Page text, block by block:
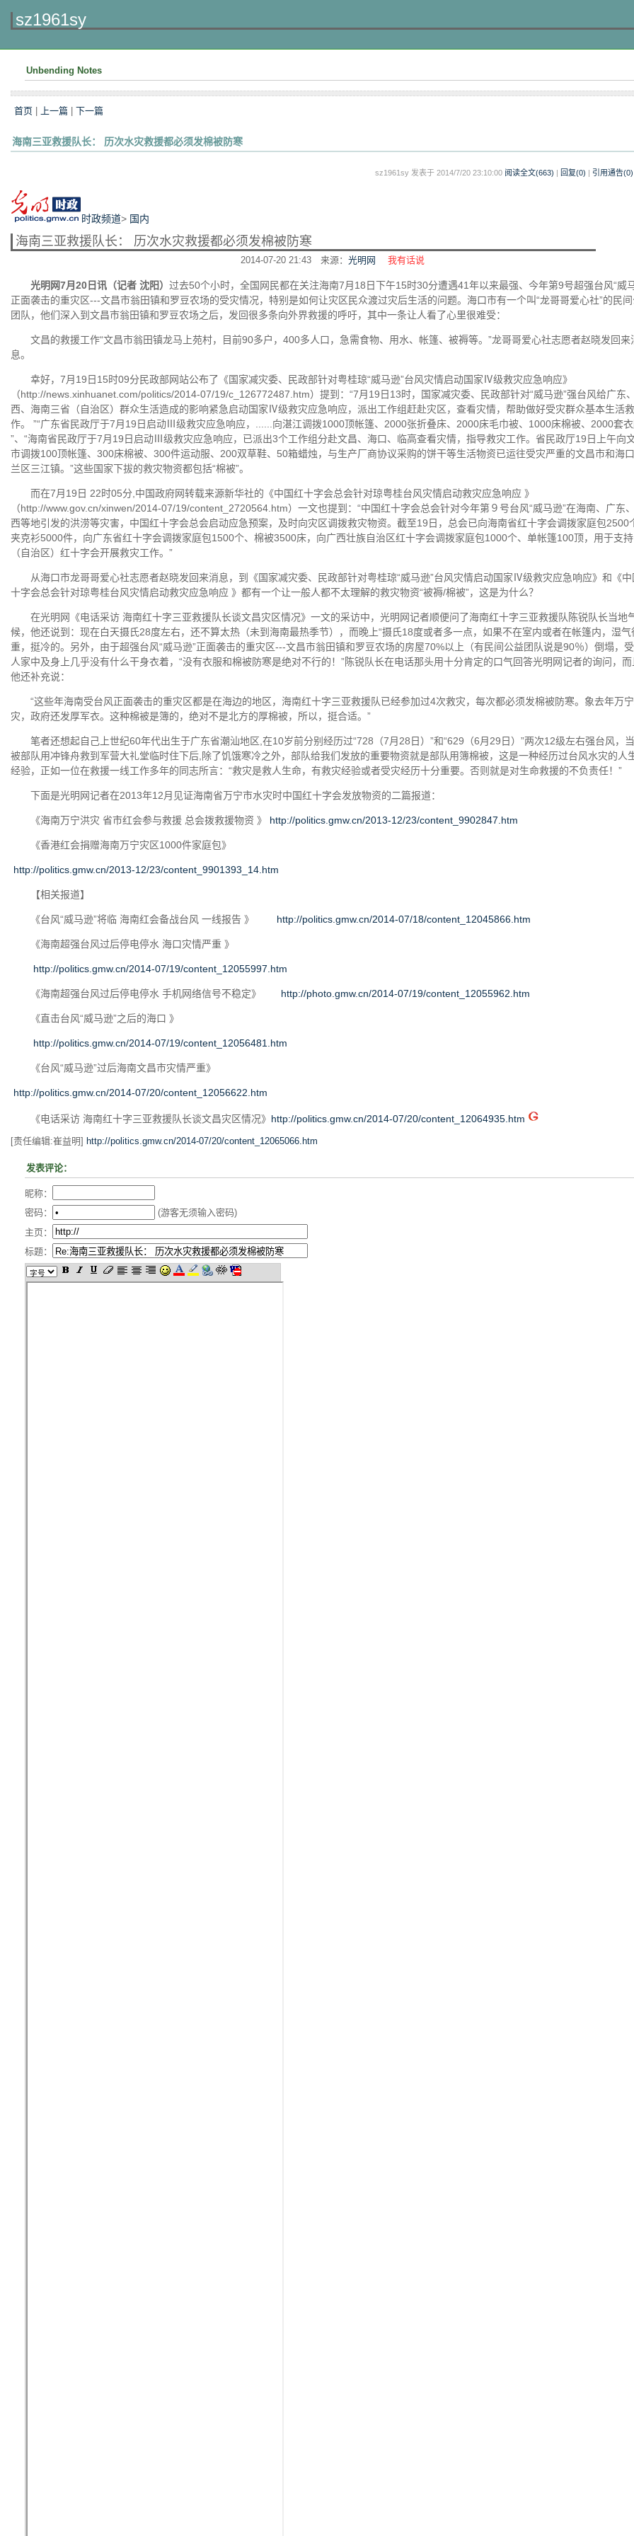
sz1961sy
Unbending Notes
首页 上一篇 下一篇
海南三亚救援队长： 历次水灾救援都必须发棉被防寒
sz1961sy 发表于 2014/7/20 23:10:00 阅读全文(663) 回复(0) 引用通告(0)
时政频道> 国内
海南三亚救援队长： 历次水灾救援都必须发棉被防寒
2014-07-20 21:43 来源：光明网 我有话说
光明网7月20日讯（记者 沈阳） 过去50个小时，全国网民都在关注海南7月18日下午15时30分遭遇41年以来最强、今年第9号超强台风“威
正面袭击的重灾区---文昌市翁田镇和罗豆农场的受灾情况，特别是如何让灾区民众渡过灾后生活的问题。海口市有一个叫“龙哥哥爱心社”的民
团队，他们深入到文昌市翁田镇和罗豆农场之后，发回很多条向外界救援的呼吁，其中一条让人看了心里很难受：
文昌的救援工作“文昌市翁田镇龙马上苑村，目前90多户，400多人口，急需食物、用水、帐篷、被褥等。”龙哥哥爱心社志愿者赵晓发回来
息。
幸好，7月19日15时09分民政部网站公布了《国家减灾委、民政部针对粤桂琼“威马逊”台风灾情启动国家Ⅳ级救灾应急响应》
（http://news.xinhuanet.com/politics/2014-07/19/c_126772487.htm）提到：“7月19日13时，国家减灾委、民政部针对“威马逊”强台风给广东
西、海南三省（自治区）群众生活造成的影响紧急启动国家Ⅳ级救灾应急响应，派出工作组赶赴灾区，查看灾情，帮助做好受灾群众基本生活
作。 ”“广东省民政厅于7月19日启动Ⅲ级救灾应急响应，......向湛江调拨1000顶帐篷、2000张折叠床、2000床毛巾被、1000床棉被、2000套衣
”、“海南省民政厅于7月19日启动Ⅲ级救灾应急响应，已派出3个工作组分赴文昌、海口、临高查看灾情，指导救灾工作。省民政厅19日上午向
市调拨100顶帐篷、300床棉被、300件运动服、200双草鞋、50箱蜡烛，与生产厂商协议采购的饼干等生活物资已运往受灾严重的文昌市和海
兰区三江镇。”这些国家下拔的救灾物资都包括“棉被”。
而在7月19日 22时05分,中国政府网转载来源新华社的《中国红十字会总会针对琼粤桂台风灾情启动救灾应急响应 》
（http://www.gov.cn/xinwen/2014-07/19/content_2720564.htm）一文也提到：“中国红十字会总会针对今年第９号台风“威马逊”在海南、广东
西等地引发的洪涝等灾害，中国红十字会总会启动应急预案，及时向灾区调拨救灾物资。截至19日，总会已向海南省红十字会调拨家庭包2500
夹克衫5000件，向广东省红十字会调拨家庭包1500个、棉被3500床，向广西壮族自治区红十字会调拨家庭包1000个、单帐篷100顶，用于支
（自治区）红十字会开展救灾工作。”
从海口市龙哥哥爱心社志愿者赵晓发回来消息，到《国家减灾委、民政部针对粤桂琼“威马逊”台风灾情启动国家Ⅳ级救灾应急响应》和《中
十字会总会针对琼粤桂台风灾情启动救灾应急响应 》都有一个让一般人都不太理解的救灾物资“被褥/棉被”，这是为什么？
在光明网《电话采访 海南红十字三亚救援队长谈文昌灾区情况》一文的采访中，光明网记者顺便问了海南红十字三亚救援队陈锐队长当地
候，他还说到：现在白天摄氏28度左右，还不算太热（未到海南最热季节），而晚上“摄氏18度或者多一点，如果不在室内或者在帐篷内，湿气
重，挺冷的。另外，由于超强台风“威马逊”正面袭击的重灾区---文昌市翁田镇和罗豆农场的房屋70%以上（有民间公益团队说是90％）倒塌，
人家中及身上几乎没有什么干身衣着，“没有衣服和棉被防寒是绝对不行的！”陈锐队长在电话那头用十分肯定的口气回答光明网记者的询问，而
他还补充说：
“这些年海南受台风正面袭击的重灾区都是在海边的地区，海南红十字三亚救援队已经参加过4次救灾，每次都必须发棉被防寒。象去年万
灾，政府还发厚军衣。这种棉被是簿的，绝对不是北方的厚棉被，所以，挺合适。”
笔者还想起自己上世纪60年代出生于广东省潮汕地区,在10岁前分别经历过“728（7月28日）”和“629（6月29日）”两次12级左右强台风，
被部队用冲锋舟救到军营大礼堂临时住下后,除了饥饿寒冷之外，部队给我们发放的重要物资就是部队用簿棉被，这是一种经历过台风水灾的人
经验，正如一位在救援一线工作多年的同志所言：“救灾是救人生命，有救灾经验或者受灾经历十分重要。否则就是对生命救援的不负责任！”
下面是光明网记者在2013年12月见证海南省万宁市水灾时中国红十字会发放物资的二篇报道：
《海南万宁洪灾 省市红会参与救援 总会拨救援物资 》 http://politics.gmw.cn/2013-12/23/content_9902847.htm
《香港红会捐赠海南万宁灾区1000件家庭包》
http://politics.gmw.cn/2013-12/23/content_9901393_14.htm
【相关报道】
《台风“威马逊”将临 海南红会备战台风 一线报告 》 http://politics.gmw.cn/2014-07/18/content_12045866.htm
《海南超强台风过后停电停水 海口灾情严重 》
http://politics.gmw.cn/2014-07/19/content_12055997.htm
《海南超强台风过后停电停水 手机网络信号不稳定》 http://photo.gmw.cn/2014-07/19/content_12055962.htm
《直击台风“威马逊”之后的海口 》
http://politics.gmw.cn/2014-07/19/content_12056481.htm
《台风“威马逊”过后海南文昌市灾情严重》
http://politics.gmw.cn/2014-07/20/content_12056622.htm
《电话采访 海南红十字三亚救援队长谈文昌灾区情况》 http://politics.gmw.cn/2014-07/20/content_12064935.htm
[责任编辑:崔益明] http://politics.gmw.cn/2014-07/20/content_12065066.htm
发表评论：
昵称：
密码：
(游客无须输入密码)
主页：
标题：